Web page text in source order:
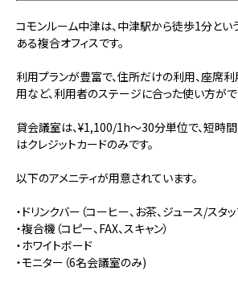
コモンルーム中津は、中津駅から徒歩1分とい
ある複合オフィスです。
利用プランが豊富で、住所だけの利用、座席
用など、利用者のステージに合った使い方がで
貸会議室は、¥1,100/1h～30分単位で、短時
はクレジットカードのみです。
以下のアメニティが用意されています。
・ドリンクバー（コーヒー、お茶、ジュース/スタ
・複合機（コピー、FAX、スキャン）
・ホワイトボード
・モニター（6名会議室のみ)